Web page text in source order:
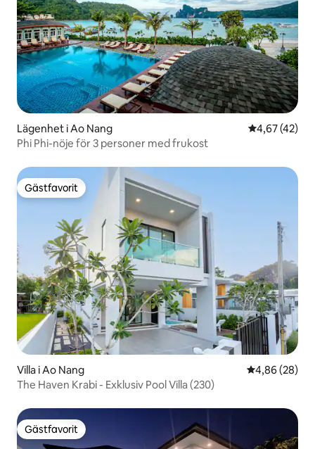
Lägenhet i Ao Nang 4,67 av 5 i
4,67 (42)
Phi Phi-nöje för 3 personer med frukost
Gästfavorit
Gästfavorit
Villa i Ao Nang 4,86 av 5 i
4,86 (28)
The Haven Krabi - Exklusiv Pool Villa (230)
Gästfavorit
Gästfavorit